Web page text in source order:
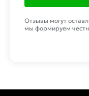
Отзывы могут
мы формируем